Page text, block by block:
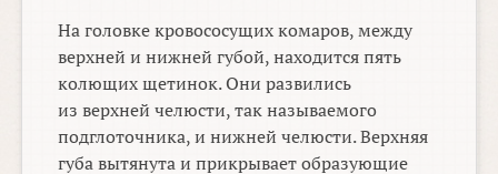
На головке кровососущих комаров, между
верхней и нижней губой, находится пять
колющих щетинок. Они развились
из верхней челюсти, так называемого
подглоточника, и нижней челюсти. Верхняя
губа вытянута и прикрывает образующие